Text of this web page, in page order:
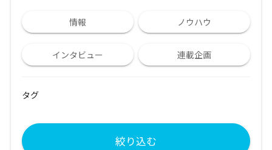
情報 ノウハウ
インタビュー 連載企画
タグ
絞り込む